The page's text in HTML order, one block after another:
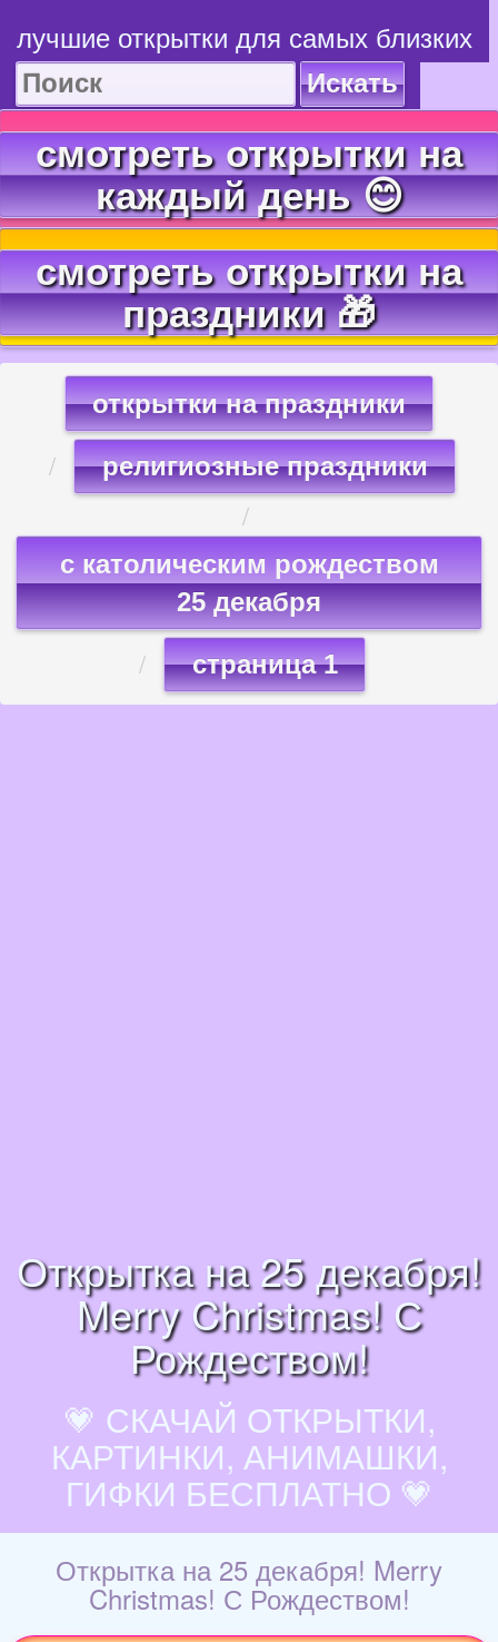
лучшие открытки для самых близких
Искать
смотреть открытки на
каждый день 😊
смотреть открытки на
праздники 🎁
открытки на праздники
религиозные праздники
с католическим рождеством
25 декабря
страница 1
Открытка на 25 декабря!
Merry Christmas! С
Рождеством!
💗 СКАЧАЙ ОТКРЫТКИ,
КАРТИНКИ, АНИМАШКИ,
ГИФКИ БЕСПЛАТНО 💗
Открытка на 25 декабря! Merry
Christmas! С Рождеством!